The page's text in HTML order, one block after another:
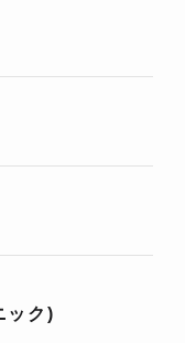
ック)